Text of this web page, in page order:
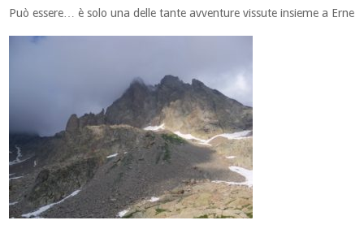
Può essere… è solo una delle tante avventure vissute insieme a Erne